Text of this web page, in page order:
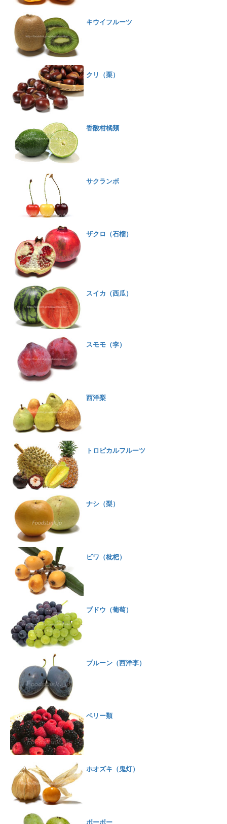
キウイフルーツ
クリ（栗）
香酸柑橘類
サクランボ
ザクロ（石榴）
スイカ（西瓜）
スモモ（李）
西洋梨
トロピカルフルーツ
ナシ（梨）
ビワ（枇杷）
ブドウ（葡萄）
プルーン（西洋李）
ベリー類
ホオズキ（鬼灯）
ポーポー